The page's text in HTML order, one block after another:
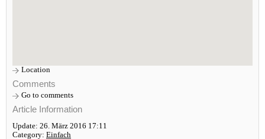
Location
Comments
Go to comments
Article Information
Update: 26. März 2016 17:11
Category: Einfach